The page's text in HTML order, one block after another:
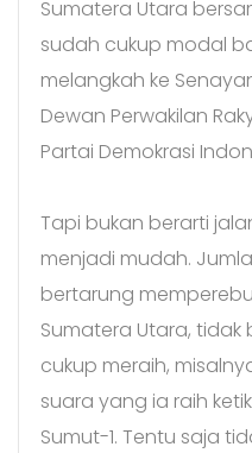
Sumatera Utara
sudah cukup modal
melangkah ke
Dewan Perwakilan
Partai Demokrasi
Tapi bukan berarti
menjadi mudah.
bertarung
Sumatera Utara,
cukup meraih,
suara yang ia raih
Sumut-1. Tentu saja